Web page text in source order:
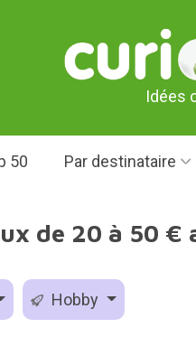
Idées
50 Par destinataire
de 20 à 50 €
Hobby